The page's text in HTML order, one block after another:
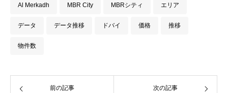
Al Merkadh MBR City MBRシティ エリア
データ データ推移 ドバイ 価格 推移
物件数
前の記事 次の記事